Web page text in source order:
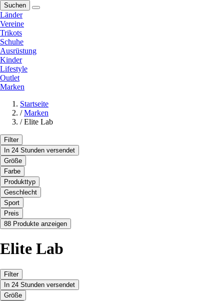
Suchen
Länder
Vereine
Trikots
Schuhe
Ausrüstung
Kinder
Lifestyle
Outlet
Marken
Startseite
/ Marken
/ Elite Lab
Filter
In 24 Stunden versendet
Größe
Farbe
Produkttyp
Geschlecht
Sport
Preis
88 Produkte anzeigen
Elite Lab
Filter
In 24 Stunden versendet
Größe